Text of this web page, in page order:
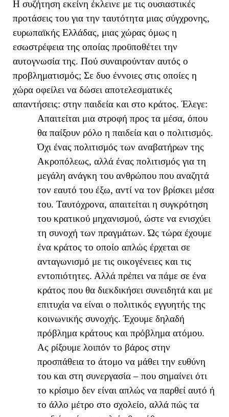
Η συζήτηση εκείνη έκλεινε με τις ουσιαστικές
προτάσεις του για την ταυτότητα μιας σύγχρονης,
ευρωπαϊκής Ελλάδας, μιας χώρας όμως η
εσωστρέφεια της οποίας προϋποθέτει την
αυτογνωσία της. Πού συναιρούνταν αυτός ο
προβληματισμός; Σε δυο έννοιες στις οποίες η
χώρα οφείλει να δώσει αποτελεσματικές
απαντήσεις: στην παιδεία και στο κράτος. Έλεγε:
Απαιτείται μια στροφή προς τα μέσα, όπου
θα παίξουν ρόλο η παιδεία και ο πολιτισμός.
Όχι ένας πολιτισμός των αναβατήρων της
Ακροπόλεως, αλλά ένας πολιτισμός για τη
μεγάλη ανάγκη του ανθρώπου που αναζητά
τον εαυτό του έξω, αντί να τον βρίσκει μέσα
του. Ταυτόχρονα, απαιτείται η συγκρότηση
του κρατικού μηχανισμού, ώστε να ενισχύει
τη συνοχή των πραγμάτων. Ώς τώρα έχουμε
ένα κράτος το οποίο απλώς έρχεται σε
ανταγωνισμό με τις οικογένειες και τις
εντοπιότητες. Αλλά πρέπει να πάμε σε ένα
κράτος που θα διεκδικήσει συνειδητά και με
επιτυχία να είναι ο πολιτικός εγγυητής της
κοινωνικής συνοχής. Έχουμε δηλαδή
πρόβλημα κράτους και πρόβλημα ατόμου.
Ας ρίξουμε λοιπόν το βάρος στην
προσπάθεια το άτομο να μάθει την ευθύνη
του και στη συνεργασία – που σημαίνει ότι
το κρίσιμο δεν είναι απλώς να παρθεί αυτό ή
το άλλο μέτρο στο σχολείο, αλλά πώς τα